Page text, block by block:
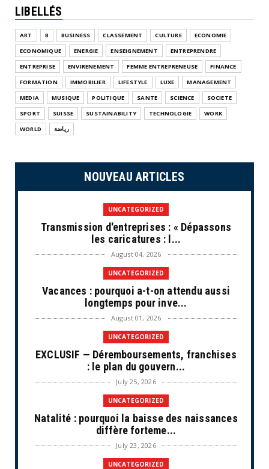
LIBELLÉS
ART B BUSINESS CLASSEMENT CULTURE
ECONOMIE
ECONOMIQUE
ENERGIE ENSEIGNEMENT
ENTREPRENDRE
ENTREPRISE
ENVIRENEMENT FEMME ENTREPRENEUSE
FINANCE
FORMATION
IMMOBILIER LIFESTYLE LUXE
MANAGEMENT
MEDIA
MUSIQUE POLITIQUE SANTE SCIENCE
SOCIETE
SPORT
SUISSE SUSTAINABILITY TECHNOLOGIE
WORK
WORLD
رياضة
NOUVEAU ARTICLES
UNCATEGORIZED
Transmission d'entreprises : « Dépassons
les caricatures : l...
August 04, 2026
UNCATEGORIZED
Vacances : pourquoi a-t-on attendu aussi
longtemps pour inve...
August 01, 2026
UNCATEGORIZED
EXCLUSIF — Déremboursements, franchises
: le plan du gouvern...
July 25, 2026
UNCATEGORIZED
Natalité : pourquoi la baisse des naissances
diffère forteme...
July 23, 2026
UNCATEGORIZED